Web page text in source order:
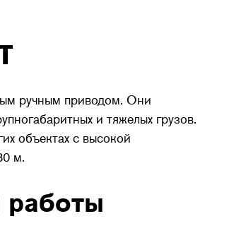
ручным приводом. Они
и тяжелых грузов.
объектах с высокой
м.
работы